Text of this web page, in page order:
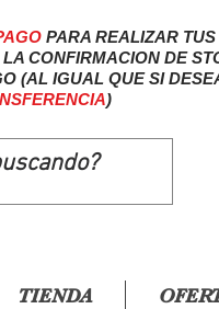
PARA REALIZAR TUS
CONFIRMACION DE
(AL IGUAL QUE SI
)
TIENDA